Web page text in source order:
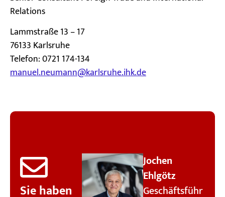
Relations
Lammstraße 13 – 17
76133 Karlsruhe
Telefon: 0721 174-134
manuel.neumann@karlsruhe.ihk.de
Sie haben
Jochen
Ehlgötz
Geschäftsführ